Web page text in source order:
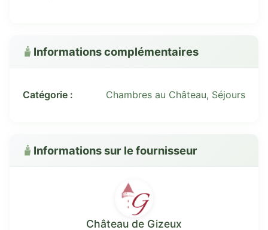
Informations complémentaires
Catégorie : Chambres au Château, Séjours
Informations sur le fournisseur
Château de Gizeux